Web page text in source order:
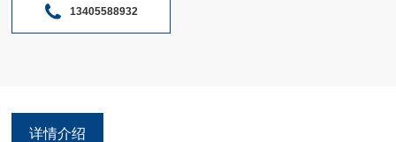
缘体聚四氟乙烯o型密封件硅橡胶压接套铜合金镀镍适用技
13405588932
详情介绍